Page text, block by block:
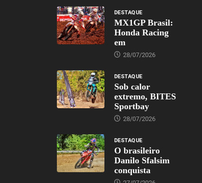
DESTAQUE
MX1GP Brasil:
Honda Racing
em
28/07/2026
DESTAQUE
Sob calor
extremo, BITES
Sportbay
28/07/2026
DESTAQUE
O brasileiro
Danilo Sfalsim
conquista